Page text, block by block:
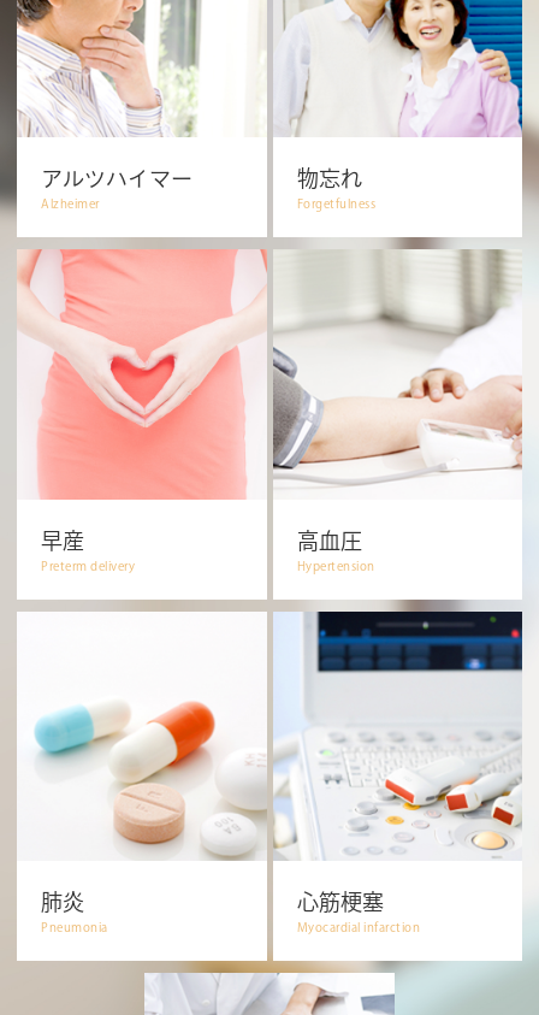
アルツハイマー
Alzheimer
物忘れ
Forgetfulness
早産
Preterm delivery
高血圧
Hypertension
肺炎
Pneumonia
心筋梗塞
Myocardial infarction